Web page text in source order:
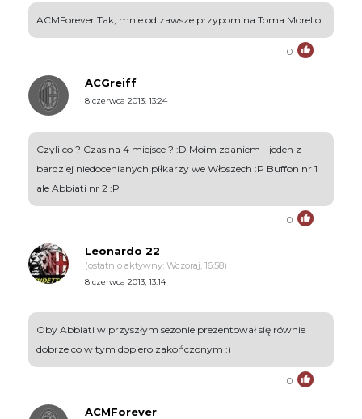
ACMForever Tak, mnie od zawsze przypomina Toma Morello.
0
ACGreiff
8 czerwca 2013, 13:24
Czyli co ? Czas na 4 miejsce ? :D Moim zdaniem - jeden z
bardziej niedocenianych piłkarzy we Włoszech :P Buffon nr 1
ale Abbiati nr 2 :P
0
Leonardo 22
(ostatnio aktywny: Wczoraj, 16:58)
8 czerwca 2013, 13:14
Oby Abbiati w przyszłym sezonie prezentował się równie
dobrze co w tym dopiero zakończonym :)
0
ACMForever